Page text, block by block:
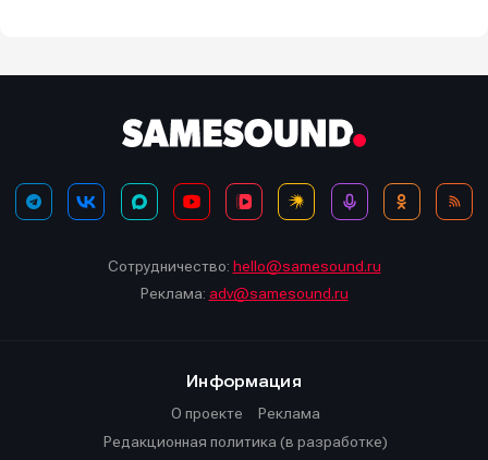
Сотрудничество: hello@samesound.ru
Реклама: adv@samesound.ru
Информация
О проекте
Реклама
Редакционная политика (в разработке)